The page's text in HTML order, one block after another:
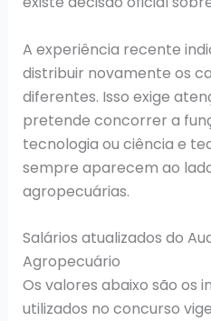
A experiência recente
distribuir novamente os
diferentes. Isso exige
pretende concorrer a
tecnologia ou ciência e
sempre aparecem ao
agropecuárias.
Salários atualizados do
Agropecuário
Os valores abaixo são os
utilizados no concurso